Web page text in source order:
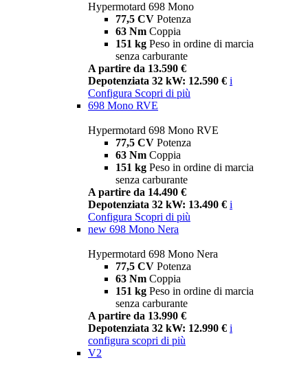
Hypermotard 698 Mono
77,5 CV Potenza
63 Nm Coppia
151 kg Peso in ordine di marcia
senza carburante
A partire da 13.590 €
Depotenziata 32 kW: 12.590 € i
Configura Scopri di più
698 Mono RVE
Hypermotard 698 Mono RVE
77,5 CV Potenza
63 Nm Coppia
151 kg Peso in ordine di marcia
senza carburante
A partire da 14.490 €
Depotenziata 32 kW: 13.490 € i
Configura Scopri di più
new 698 Mono Nera
Hypermotard 698 Mono Nera
77,5 CV Potenza
63 Nm Coppia
151 kg Peso in ordine di marcia
senza carburante
A partire da 13.990 €
Depotenziata 32 kW: 12.990 € i
configura scopri di più
V2